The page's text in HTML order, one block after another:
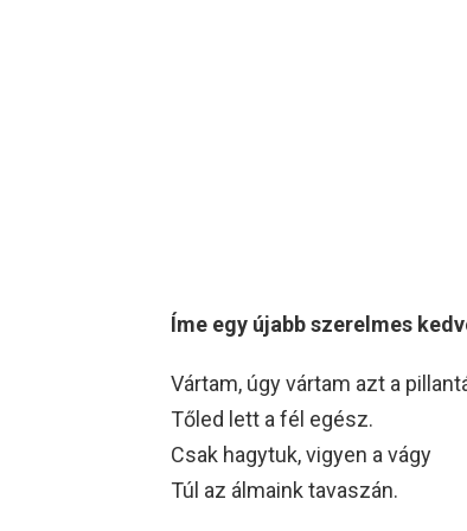
Íme egy újabb szerelmes
Vártam, úgy vártam azt a
Tőled lett a fél egész.
Csak hagytuk, vigyen a vágy
Túl az álmaink tavaszán.